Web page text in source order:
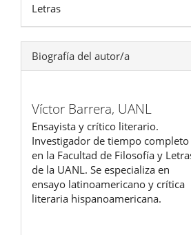
Letras
Biografía del autor/a
Víctor Barrera, UANL
Ensayista y crítico literario.
Investigador de tiempo completo
en la Facultad de Filosofía y
de la UANL. Se especializa en
ensayo latinoamericano y crítica
literaria hispanoamericana.